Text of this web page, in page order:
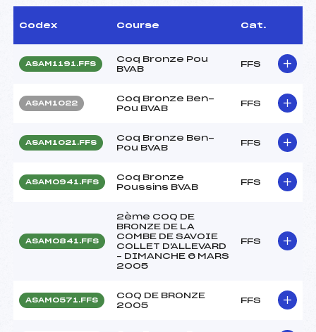
Codex Course Cat.
ASAM1191.FFS
Coq Bronze Pou
BVAB
FFS
ASAM1022
Coq Bronze Ben-
Pou BVAB
FFS
ASAM1021.FFS
Coq Bronze Ben-
Pou BVAB
FFS
ASAM0941.FFS
Coq Bronze
Poussins BVAB
FFS
ASAM0841.FFS
2ème COQ DE
BRONZE DE LA
COMBE DE SAVOIE
COLLET D'ALLEVARD
– DIMANCHE 6 MARS
2005
FFS
ASAM0571.FFS
COQ DE BRONZE
2005
FFS